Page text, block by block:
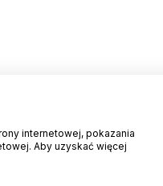
internetowej, pokazania
Aby uzyskać więcej